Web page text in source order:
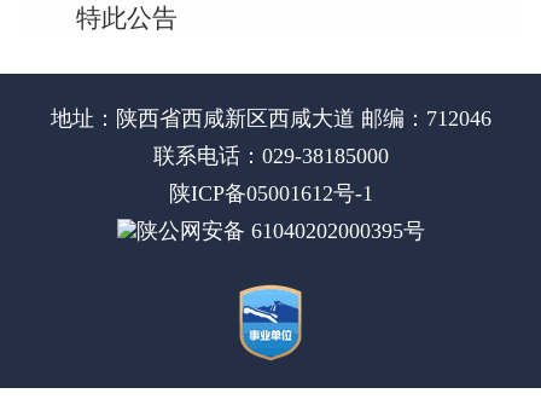
特此公告
地址：陕西省西咸新区西咸大道 邮编：712046
联系电话：029-38185000
陕ICP备05001612号-1
陕公网安备 61040202000395号